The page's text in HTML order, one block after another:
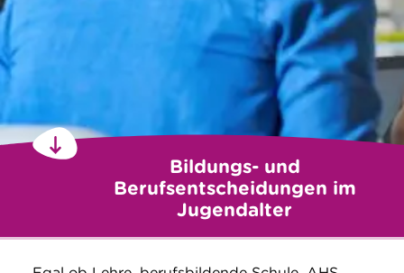
Bildungs- und
Berufsentscheidungen im
Jugendalter